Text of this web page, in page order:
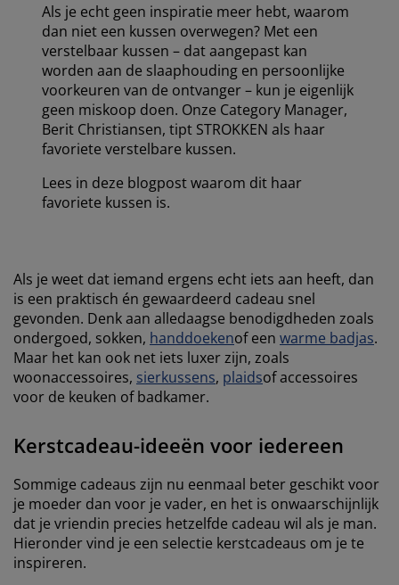
Als je echt geen inspiratie meer hebt, waarom
dan niet een kussen overwegen? Met een
verstelbaar kussen – dat aangepast kan
worden aan de slaaphouding en persoonlijke
voorkeuren van de ontvanger – kun je eigenlijk
geen miskoop doen. Onze Category Manager,
Berit Christiansen, tipt STROKKEN als haar
favoriete verstelbare kussen.
Lees in deze blogpost waarom dit haar
favoriete kussen is.
Als je weet dat iemand ergens echt iets aan heeft, dan
is een praktisch én gewaardeerd cadeau snel
gevonden. Denk aan alledaagse benodigdheden zoals
ondergoed, sokken, handdoekenof een warme badjas.
Maar het kan ook net iets luxer zijn, zoals
woonaccessoires, sierkussens, plaidsof accessoires
voor de keuken of badkamer.
Kerstcadeau-ideeën voor iedereen
Sommige cadeaus zijn nu eenmaal beter geschikt voor
je moeder dan voor je vader, en het is onwaarschijnlijk
dat je vriendin precies hetzelfde cadeau wil als je man.
Hieronder vind je een selectie kerstcadeaus om je te
inspireren.